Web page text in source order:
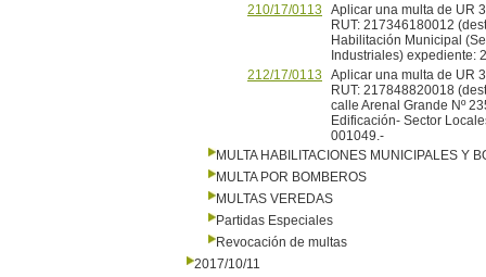
210/17/0113
Aplicar una multa de UR
RUT: 217346180012
Habilitación Municipal
Industriales) expediente:
212/17/0113
Aplicar una multa de UR
RUT: 217848820018
calle Arenal Grande Nº
Edificación- Sector
001049.-
MULTA HABILITACIONES MUNICIPALES Y
MULTA POR BOMBEROS
MULTAS VEREDAS
Partidas Especiales
Revocación de multas
2017/10/11